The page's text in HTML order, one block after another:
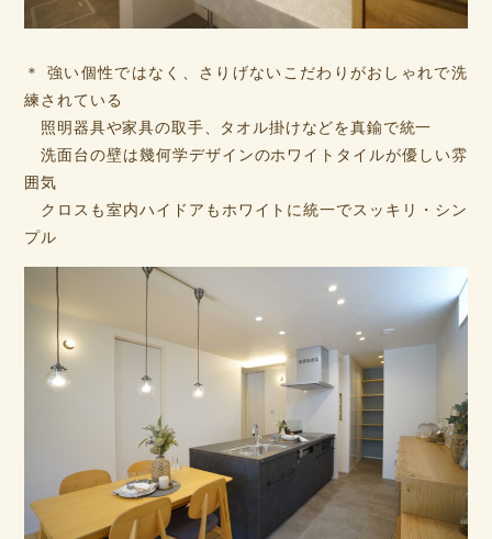
＊ 強い個性ではなく、さりげないこだわりがおしゃれで洗
練されている
照明器具や家具の取手、タオル掛けなどを真鍮で統一
洗面台の壁は幾何学デザインのホワイトタイルが優しい雰
囲気
クロスも室内ハイドアもホワイトに統一でスッキリ・シン
プル